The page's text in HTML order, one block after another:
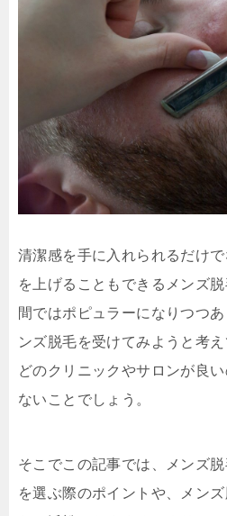
清潔感を手に入れられるだけ
を上げることもできるメンズ
間ではポピュラーになりつつ
ンズ脱毛を受けてみようと考え
どのクリニックやサロンが良
ないことでしょう。
そこでこの記事では、メンズ
を選ぶ際のポイントや、メン